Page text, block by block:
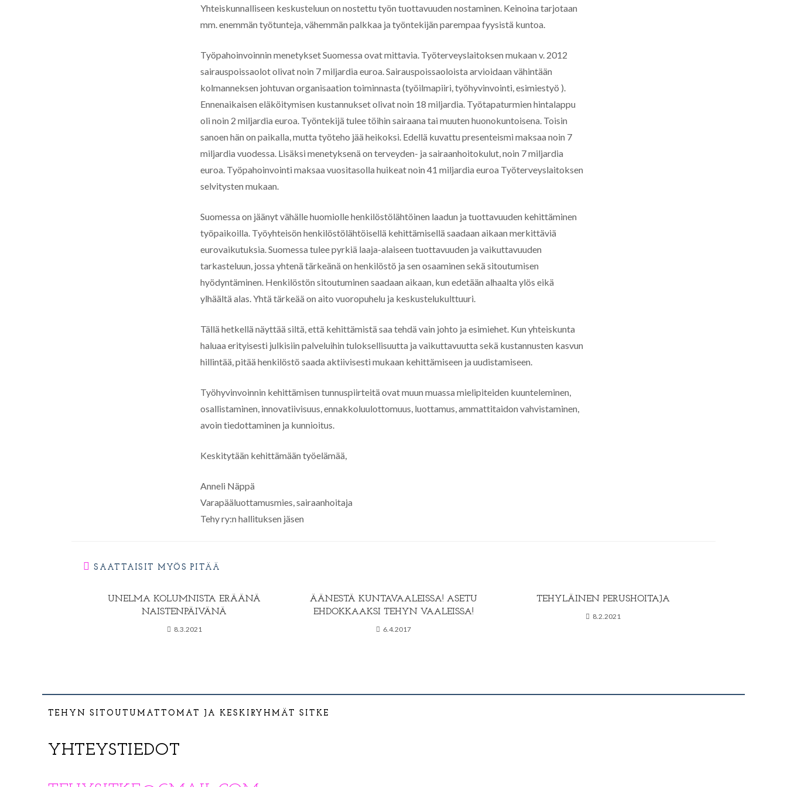
Yhteiskunnalliseen keskusteluun on nostettu työn tuottavuuden nostaminen. Keinoina tarjotaan
mm. enemmän työtunteja, vähemmän palkkaa ja työntekijän parempaa fyysistä kuntoa.
Työpahoinvoinnin menetykset Suomessa ovat mittavia. Työterveyslaitoksen mukaan v. 2012
sairauspoissaolot olivat noin 7 miljardia euroa. Sairauspoissaoloista arvioidaan vähintään
kolmanneksen johtuvan organisaation toiminnasta (työilmapiiri, työhyvinvointi, esimiestyö ).
Ennenaikaisen eläköitymisen kustannukset olivat noin 18 miljardia. Työtapaturmien hintalappu
oli noin 2 miljardia euroa. Työntekijä tulee töihin sairaana tai muuten huonokuntoisena. Toisin
sanoen hän on paikalla, mutta työteho jää heikoksi. Edellä kuvattu presenteismi maksaa noin 7
miljardia vuodessa. Lisäksi menetyksenä on terveyden- ja sairaanhoitokulut, noin 7 miljardia
euroa. Työpahoinvointi maksaa vuositasolla huikeat noin 41 miljardia euroa Työterveyslaitoksen
selvitysten mukaan.
Suomessa on jäänyt vähälle huomiolle henkilöstölähtöinen laadun ja tuottavuuden kehittäminen
työpaikoilla. Työyhteisön henkilöstölähtöisellä kehittämisellä saadaan aikaan merkittäviä
eurovaikutuksia. Suomessa tulee pyrkiä laaja-alaiseen tuottavuuden ja vaikuttavuuden
tarkasteluun, jossa yhtenä tärkeänä on henkilöstö ja sen osaaminen sekä sitoutumisen
hyödyntäminen. Henkilöstön sitoutuminen saadaan aikaan, kun edetään alhaalta ylös eikä
ylhäältä alas. Yhtä tärkeää on aito vuoropuhelu ja keskustelukulttuuri.
Tällä hetkellä näyttää siltä, että kehittämistä saa tehdä vain johto ja esimiehet. Kun yhteiskunta
haluaa erityisesti julkisiin palveluihin tuloksellisuutta ja vaikuttavuutta sekä kustannusten kasvun
hillintää, pitää henkilöstö saada aktiivisesti mukaan kehittämiseen ja uudistamiseen.
Työhyvinvoinnin kehittämisen tunnuspiirteitä ovat muun muassa mielipiteiden kuunteleminen,
osallistaminen, innovatiivisuus, ennakkoluulottomuus, luottamus, ammattitaidon vahvistaminen,
avoin tiedottaminen ja kunnioitus.
Keskitytään kehittämään työelämää,
Anneli Näppä
Varapääluottamusmies, sairaanhoitaja
Tehy ry:n hallituksen jäsen
SAATTAISIT MYÖS PITÄÄ
UNELMA KOLUMNISTA ERÄÄNÄ
NAISTENPÄIVÄNÄ
8.3.2021
ÄÄNESTÄ KUNTAVAALEISSA! ASETU
EHDOKKAAKSI TEHYN VAALEISSA!
6.4.2017
TEHYLÄINEN PERUSHOITAJA
8.2.2021
TEHYN SITOUTUMATTOMAT JA KESKIRYHMÄT SITKE
YHTEYSTIEDOT